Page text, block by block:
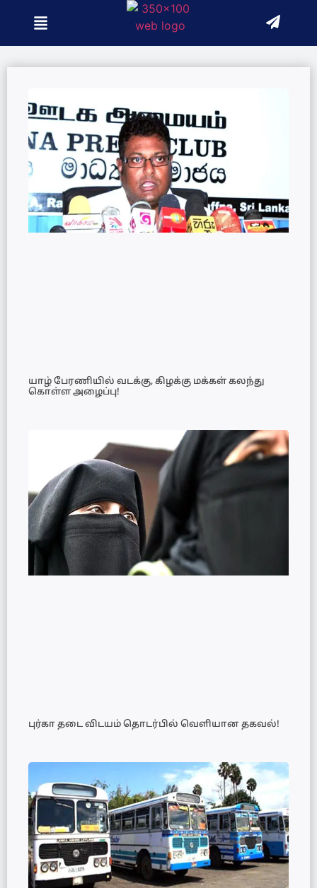
யாழ் பேரணியில் வடக்கு, கிழக்கு மக்கள் கலந்து
கொள்ள அழைப்பு!
புர்கா தடை விடயம் தொடர்பில் வெளியான தகவல்!